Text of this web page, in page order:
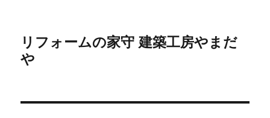
リフォームの家守 建築工房やまだ
や